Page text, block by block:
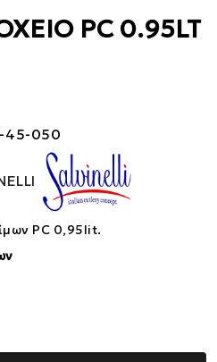
PC 0.95LT
45-050
PC 0,95lit.